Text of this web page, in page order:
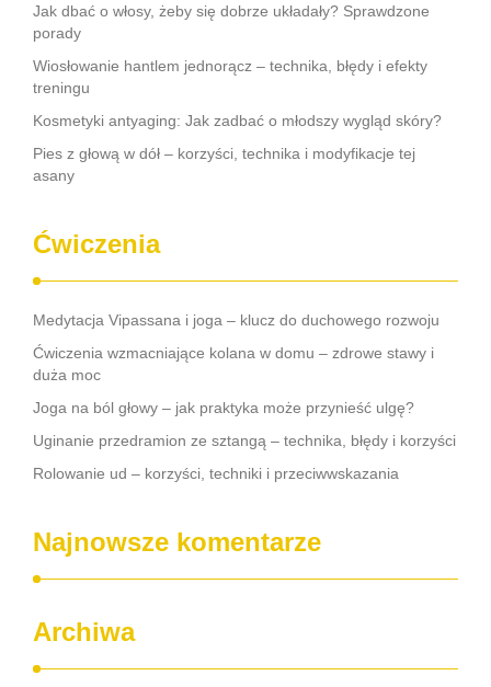
Jak dbać o włosy, żeby się dobrze układały? Sprawdzone
porady
Wiosłowanie hantlem jednorącz – technika, błędy i efekty
treningu
Kosmetyki antyaging: Jak zadbać o młodszy wygląd skóry?
Pies z głową w dół – korzyści, technika i modyfikacje tej
asany
Ćwiczenia
Medytacja Vipassana i joga – klucz do duchowego rozwoju
Ćwiczenia wzmacniające kolana w domu – zdrowe stawy i
duża moc
Joga na ból głowy – jak praktyka może przynieść ulgę?
Uginanie przedramion ze sztangą – technika, błędy i korzyści
Rolowanie ud – korzyści, techniki i przeciwwskazania
Najnowsze komentarze
Archiwa